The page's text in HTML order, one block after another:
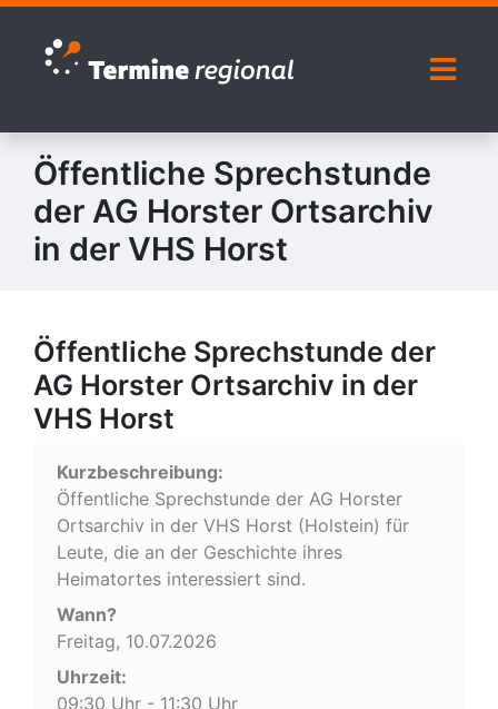
Zur Navigation springen
Zum Inhalt springen
Öffentliche Sprechstunde
der AG Horster Ortsarchiv
in der VHS Horst
Öffentliche Sprechstunde der
AG Horster Ortsarchiv in der
VHS Horst
Kurzbeschreibung:
Öffentliche Sprechstunde der AG Horster
Ortsarchiv in der VHS Horst (Holstein) für
Leute, die an der Geschichte ihres
Heimatortes interessiert sind.
Wann?
Freitag, 10.07.2026
Uhrzeit:
09:30 Uhr - 11:30 Uhr